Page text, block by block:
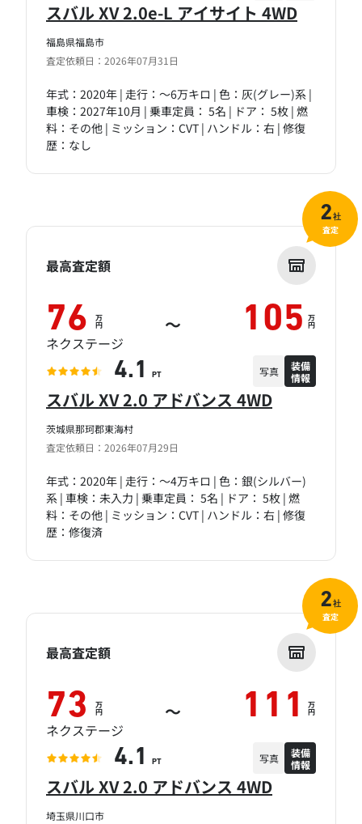
福島県福島市
査定依頼日：2026年07月31日
スバル XV 2.0e-L アイサイト 4WD
年式：2020年 | 走行：～6万キロ | 色：灰(グレー)系 |
車検：2027年10月 | 乗車定員： 5名 | ドア： 5枚 | 燃
料：その他 | ミッション：CVT | ハンドル：右 | 修復
歴：なし
茨城県那珂郡東海村
査定依頼日：2026年07月29日
スバル XV 2.0 アドバンス 4WD
年式：2020年 | 走行：～4万キロ | 色：銀(シルバー)
系 | 車検：未入力 | 乗車定員： 5名 | ドア： 5枚 | 燃
料：その他 | ミッション：CVT | ハンドル：右 | 修復
歴：修復済
最高査定額
76 万
円 ～ 105 万
円
ネクステージ
4.1 PT 写真
装備
情報
2社
査定
埼玉県川口市
スバル XV 2.0 アドバンス 4WD
最高査定額
73 万
円 ～ 111 万
円
ネクステージ
4.1 PT 写真
装備
情報
2社
査定